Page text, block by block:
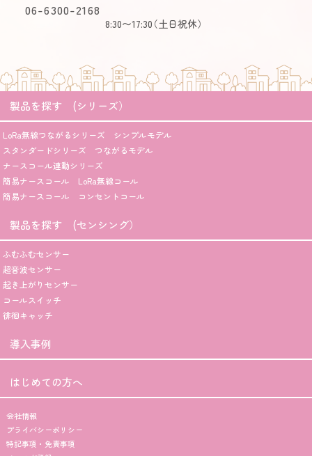
06-6300-2168
8:30〜17:30（土日祝休）
製品を探す (シリーズ）
LoRa無線つながるシリーズ シンプルモデル
スタンダードシリーズ つながるモデル
ナースコール連動シリーズ
簡易ナースコール LoRa無線コール
簡易ナースコール コンセントコール
製品を探す (センシング）
ふむふむセンサー
超音波センサー
起き上がりセンサー
コールスイッチ
徘徊キャッチ
導入事例
はじめての方へ
会社情報
プライバシーポリシー
特記事項・免責事項